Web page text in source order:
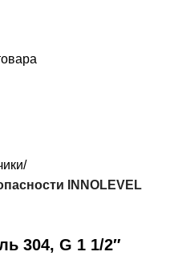
INNOLEVEL
304, G 1 1/2″